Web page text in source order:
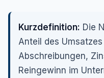
Kurzdefinition: Die
Anteil des
Abschreibungen,
Reingewinn im